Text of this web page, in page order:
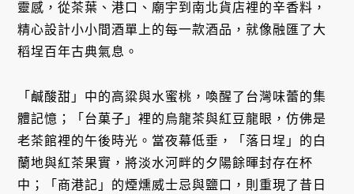
靈感，從茶葉、港口、廟宇到南北貨店裡的辛香料，
精心設計小小間酒單上的每一款酒品，就像融匯了大
稻埕百年古典氣息。
「鹹酸甜」中的高粱與水蜜桃，喚醒了台灣味蕾的集
體記憶；「台菓子」裡的烏龍茶與紅豆龍眼，仿佛是
老茶館裡的午後時光。當夜幕低垂，「落日埕」的白
蘭地與紅茶果實，將淡水河畔的夕陽餘暉封存在杯
中；「商港記」的煙燻威士忌與鹽口，則重現了昔日